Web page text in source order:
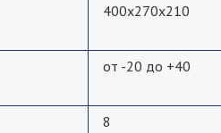
400x270x210
от -20 до +40
8